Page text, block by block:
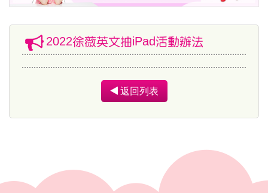
2022徐薇英文抽iPad活動辦法
返回列表